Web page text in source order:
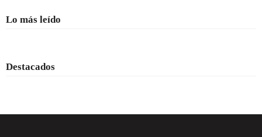
Lo más leído
Destacados